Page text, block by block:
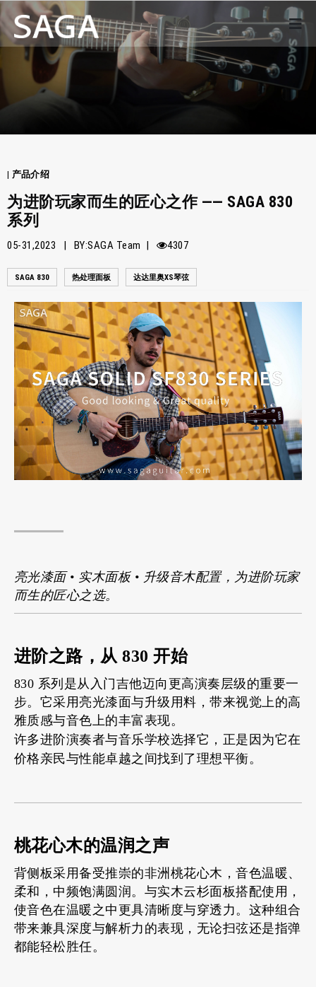
| 产品介绍
为进阶玩家而生的匠心之作 —— SAGA 830
系列
05-31,2023 | BY:SAGA Team | 4307
SAGA 830 热处理面板 达达里奥XS琴弦
亮光漆面 • 实木面板 • 升级音木配置，为进阶玩家
而生的匠心之选。
进阶之路，从 830 开始
830 系列是从入门吉他迈向更高演奏层级的重要一
步。它采用亮光漆面与升级用料，带来视觉上的高
雅质感与音色上的丰富表现。
许多进阶演奏者与音乐学校选择它，正是因为它在
价格亲民与性能卓越之间找到了理想平衡。
桃花心木的温润之声
背侧板采用备受推崇的非洲桃花心木，音色温暖、
柔和，中频饱满圆润。与实木云杉面板搭配使用，
使音色在温暖之中更具清晰度与穿透力。这种组合
带来兼具深度与解析力的表现，无论扫弦还是指弹
都能轻松胜任。